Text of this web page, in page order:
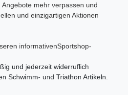
mehr verpassen und
und einzigartigen Aktionen
informativenSportshop-
und jederzeit widerruflich
Schwimm- und Triathon Artikeln.